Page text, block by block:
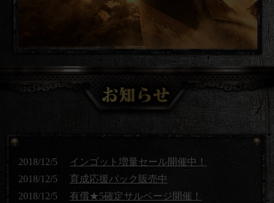
2018/12/5
インゴット増量セール開催中！
2018/12/5
育成応援パック販売中
2018/12/5
有償★5確定サルベージ開催！